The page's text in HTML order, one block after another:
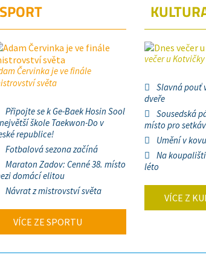
SPORT
Červinka je ve finále
světa
Připojte se k Ge-Baek Hosin Sool
škole Taekwon-Do v
republice!
Fotbalová sezona začíná
Maraton Zadov: Cenné 38. místo
domácí elitou
Návrat z mistrovství světa
VÍCE ZE SPORTU
večer u Kotvičky
Slavná pouť
dveře
Sousedská
místo pro
Umění v
Na
léto
VÍCE Z